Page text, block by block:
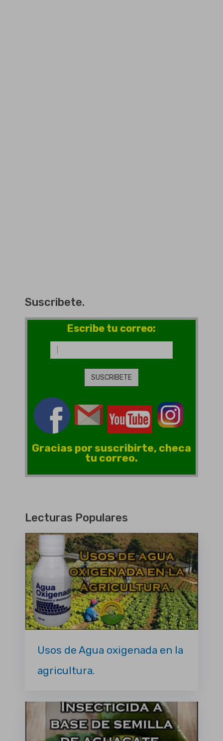
Suscribete.
Escribe tu correo:
Gracias por suscribirte, checa
tu correo.
Lecturas Populares
Usos de Agua oxigenada en la
agricultura.